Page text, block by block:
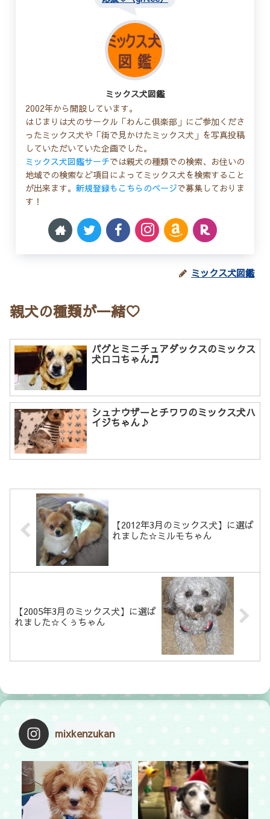
ミックス犬図鑑
2002年から開設しています。
はじまりは犬のサークル「わんこ倶楽部」にご参加くださ
ったミックス犬や「街で見かけたミックス犬」を写真投稿
していただいていた企画でした。
ミックス犬図鑑サーチでは親犬の種類での検索、お住いの
地域での検索など項目によってミックス犬を検索すること
が出来ます。 新規登録もこちらのページで募集しておりま
す！
ミックス犬図鑑
親犬の種類が一緒♡
パグとミニチュアダックスのミックス
犬ロコちゃん♬
シュナウザーとチワワのミックス犬ハ
イジちゃん♪
【2012年3月のミックス犬】に選ば
れました☆ミルモちゃん
【2005年3月のミックス犬】に選ば
れました☆くぅちゃん
mixkenzukan